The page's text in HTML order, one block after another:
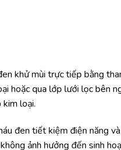
khử mùi trực tiếp bằng
hoặc qua lớp lưới lọc bên
loại.
đen tiết kiệm điện năng
ảnh hưởng đến sinh